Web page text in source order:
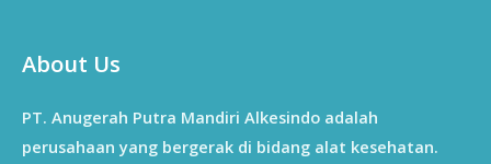
About Us
PT. Anugerah Putra Mandiri Alkesindo adalah
perusahaan yang bergerak di bidang alat kesehatan.